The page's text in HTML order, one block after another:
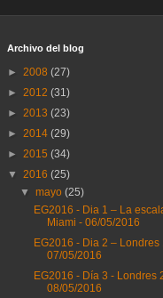
Archivo del blog
► 2008 (27)
► 2012 (31)
► 2013 (23)
► 2014 (29)
► 2015 (34)
▼ 2016 (25)
▼mayo(25)
EG2016 - Dia 1 – La
Miami - 06/05/2016
EG2016 - Dia 2 – Londres
07/05/2016
EG2016 - Día 3 - Londres
08/05/2016